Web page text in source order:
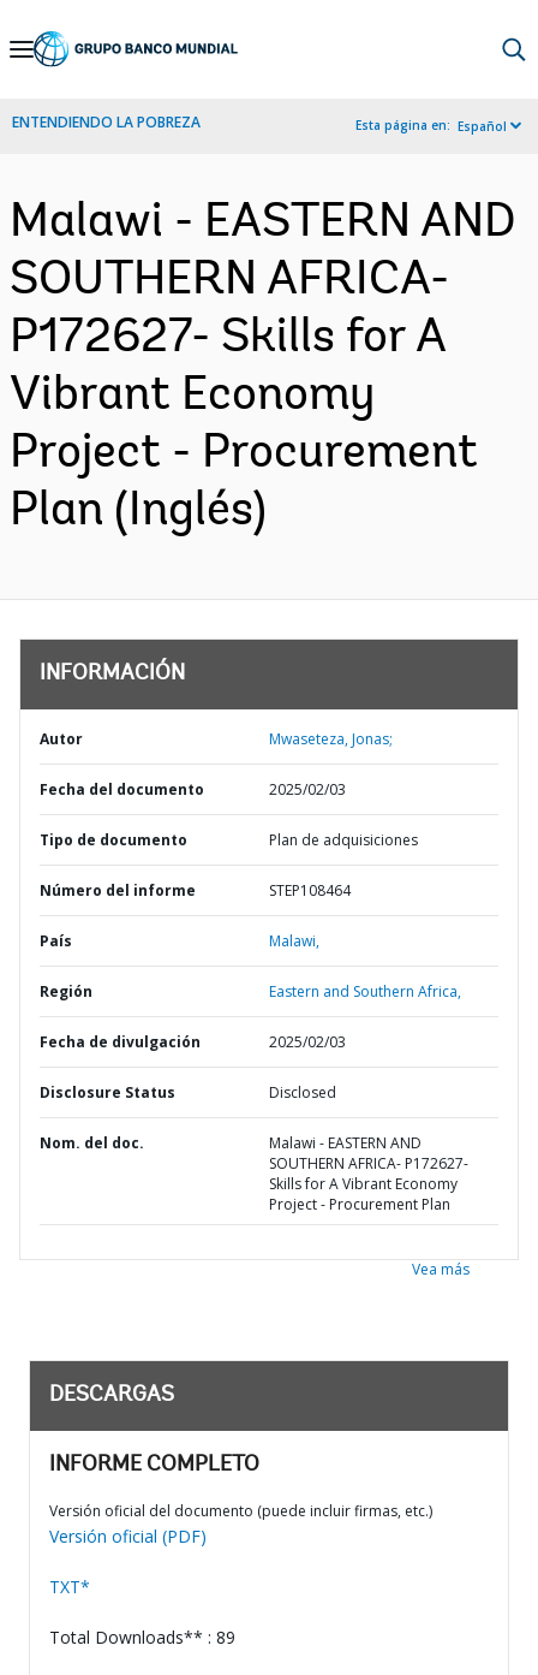
Skip
Navigation
ENTENDIENDO LA POBREZA Esta página en: Español
Malawi - EASTERN AND
SOUTHERN AFRICA-
P172627- Skills for A
Vibrant Economy
Project - Procurement
Plan (Inglés)
INFORMACIÓN
Autor Mwaseteza, Jonas;
Fecha del documento 2025/02/03
Tipo de documento Plan de adquisiciones
Número del informe STEP108464
País Malawi,
Región Eastern and Southern Africa,
Fecha de divulgación 2025/02/03
Disclosure Status Disclosed
Nom. del doc.
Malawi - EASTERN AND
SOUTHERN AFRICA- P172627-
Skills for A Vibrant Economy
Project - Procurement Plan
Vea más
DESCARGAS
INFORME COMPLETO
Versión oficial del documento (puede incluir firmas, etc.)
Versión oficial (PDF)
TXT*
Total Downloads** : 89